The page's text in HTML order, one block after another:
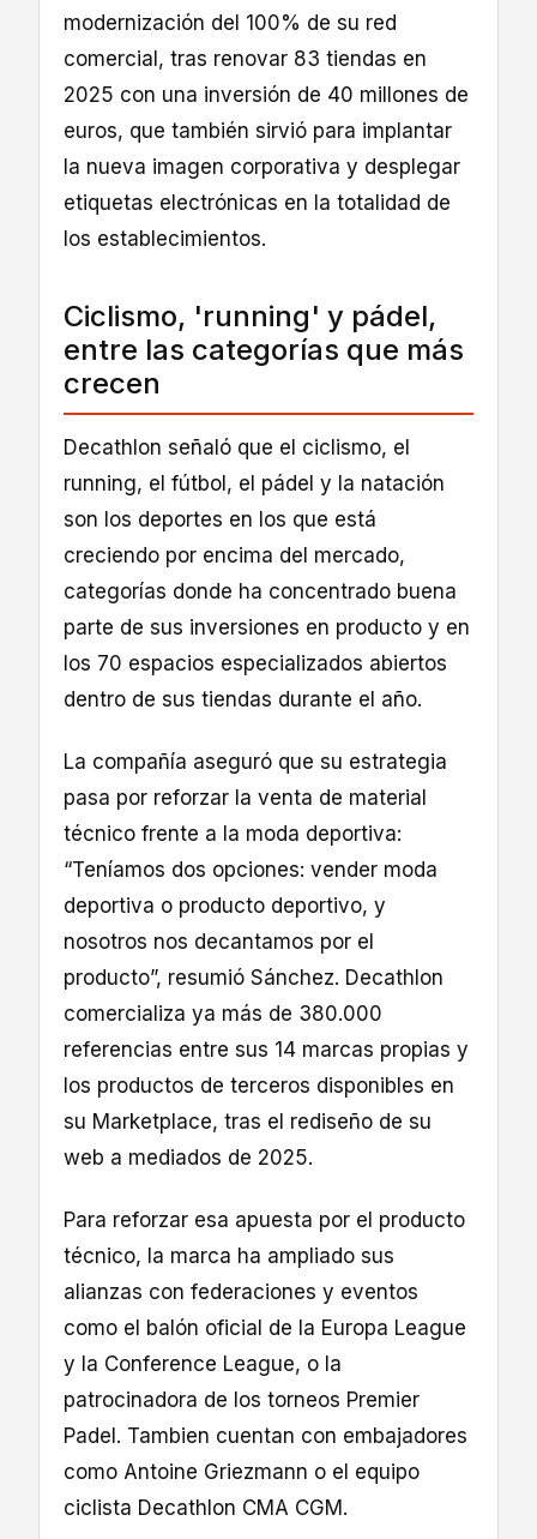
modernización del 100% de su red
comercial, tras renovar 83 tiendas en
2025 con una inversión de 40 millones de
euros, que también sirvió para implantar
la nueva imagen corporativa y desplegar
etiquetas electrónicas en la totalidad de
los establecimientos.
Ciclismo, 'running' y pádel,
entre las categorías que más
crecen
Decathlon señaló que el ciclismo, el
running, el fútbol, el pádel y la natación
son los deportes en los que está
creciendo por encima del mercado,
categorías donde ha concentrado buena
parte de sus inversiones en producto y en
los 70 espacios especializados abiertos
dentro de sus tiendas durante el año.
La compañía aseguró que su estrategia
pasa por reforzar la venta de material
técnico frente a la moda deportiva:
“Teníamos dos opciones: vender moda
deportiva o producto deportivo, y
nosotros nos decantamos por el
producto”, resumió Sánchez. Decathlon
comercializa ya más de 380.000
referencias entre sus 14 marcas propias y
los productos de terceros disponibles en
su Marketplace, tras el rediseño de su
web a mediados de 2025.
Para reforzar esa apuesta por el producto
técnico, la marca ha ampliado sus
alianzas con federaciones y eventos
como el balón oficial de la Europa League
y la Conference League, o la
patrocinadora de los torneos Premier
Padel. Tambien cuentan con embajadores
como Antoine Griezmann o el equipo
ciclista Decathlon CMA CGM.